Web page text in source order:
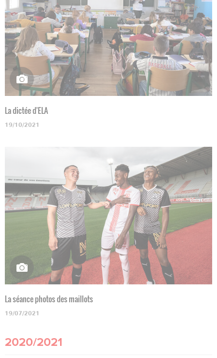
La dictée d'ELA
19/10/2021
La séance photos des maillots
19/07/2021
2020/2021